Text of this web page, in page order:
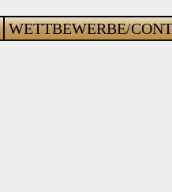
WETTBEWERBE/